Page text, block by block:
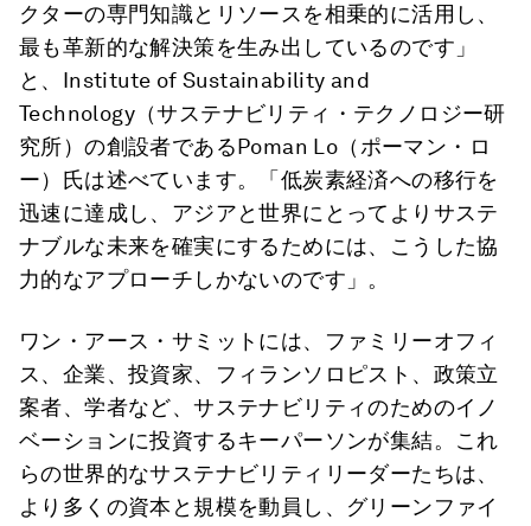
クターの専門知識とリソースを相乗的に活用し、
最も革新的な解決策を生み出しているのです」
と、Institute of Sustainability and
Technology（サステナビリティ・テクノロジー研
究所）の創設者であるPoman Lo（ポーマン・ロ
ー）氏は述べています。「低炭素経済への移行を
迅速に達成し、アジアと世界にとってよりサステ
ナブルな未来を確実にするためには、こうした協
力的なアプローチしかないのです」。
ワン・アース・サミットには、ファミリーオフィ
ス、企業、投資家、フィランソロピスト、政策立
案者、学者など、サステナビリティのためのイノ
ベーションに投資するキーパーソンが集結。これ
らの世界的なサステナビリティリーダーたちは、
より多くの資本と規模を動員し、グリーンファイ